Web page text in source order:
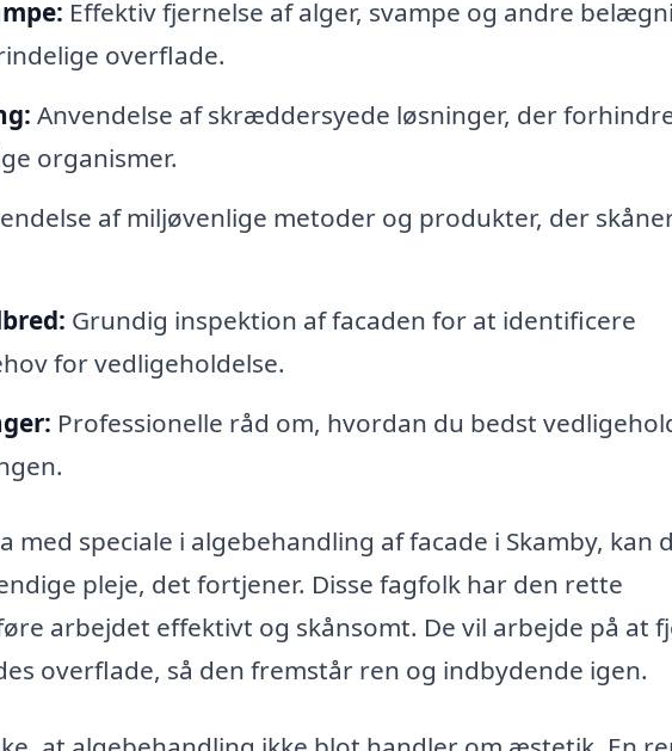
Effektiv fjernelse af alger, svampe og andre
overflade.
Anvendelse af skræddersyede løsninger, der
organismer.
af miljøvenlige metoder og produkter, der
Grundig inspektion af facaden for at identificere
for vedligeholdelse.
Professionelle råd om, hvordan du bedst
speciale i algebehandling af facade i Skamby, kan
pleje, det fortjener. Disse fagfolk har den rette
arbejdet effektivt og skånsomt. De vil arbejde på at
overflade, så den fremstår ren og indbydende igen.